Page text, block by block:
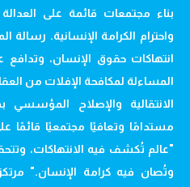
بناء مجتمعات قائمة على
واحترام الكرامة الإنسانية.
انتهاكات حقوق الإنسان، وتدافع
المساءلة لمكافحة الإفلات من
الانتقالية والإصلاح
مستدامًا وتعافيًا مجتمعيًا قائمًا
"عالم تُكشف فيه الانتهاكات،
وتُصان فيه كرامة الإنسان."